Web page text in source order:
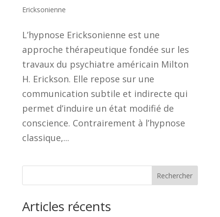
Ericksonienne
L’hypnose Ericksonienne est une
approche thérapeutique fondée sur les
travaux du psychiatre américain Milton
H. Erickson. Elle repose sur une
communication subtile et indirecte qui
permet d’induire un état modifié de
conscience. Contrairement à l’hypnose
classique,...
Rechercher
Articles récents